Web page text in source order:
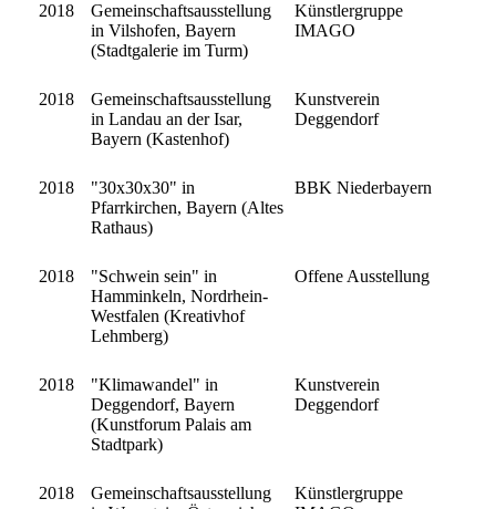
2018
Gemeinschaftsausstellung
in Vilshofen, Bayern
(Stadtgalerie im Turm)
Künstlergruppe
IMAGO
2018
Gemeinschaftsausstellung
in Landau an der Isar,
Bayern (Kastenhof)
Kunstverein
Deggendorf
2018
"30x30x30" in
Pfarrkirchen, Bayern (Altes
Rathaus)
BBK Niederbayern
2018
"Schwein sein" in
Hamminkeln, Nordrhein-
Westfalen (Kreativhof
Lehmberg)
Offene Ausstellung
2018
"Klimawandel" in
Deggendorf, Bayern
(Kunstforum Palais am
Stadtpark)
Kunstverein
Deggendorf
2018
Gemeinschaftsausstellung
Künstlergruppe